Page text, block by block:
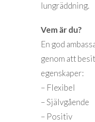
lungräddning.
Vem är du?
En god
genom att
egenskaper:
– Flexibel
– Självgående
– Positiv